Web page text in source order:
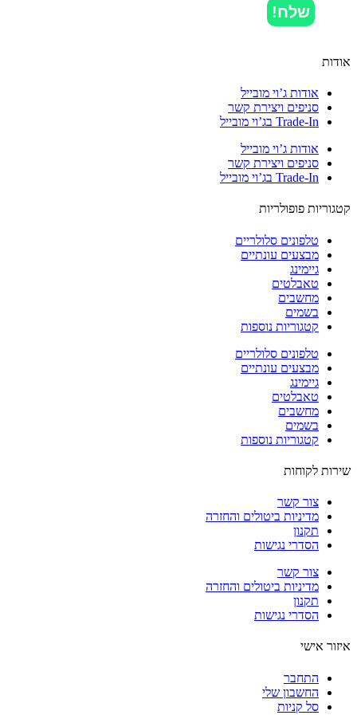
שלח!
אודות ג’וי מובייל
סניפים ויצירת קשר
Trade-In בג’וי מובייל
אודות ג’וי מובייל
סניפים ויצירת קשר
Trade-In בג’וי מובייל
פופולריות
טלפונים סלולריים
מבצעים עונתיים
גיימינג
טאבלטים
מחשבים
בשמים
קטגוריות נוספות
טלפונים סלולריים
מבצעים עונתיים
גיימינג
טאבלטים
מחשבים
בשמים
קטגוריות נוספות
לקוחות
צור קשר
מדיניות ביטולים והחזרה
תקנון
הסדרי נגישות
צור קשר
מדיניות ביטולים והחזרה
תקנון
הסדרי נגישות
אישי
התחבר
החשבון שלי
סל קניות